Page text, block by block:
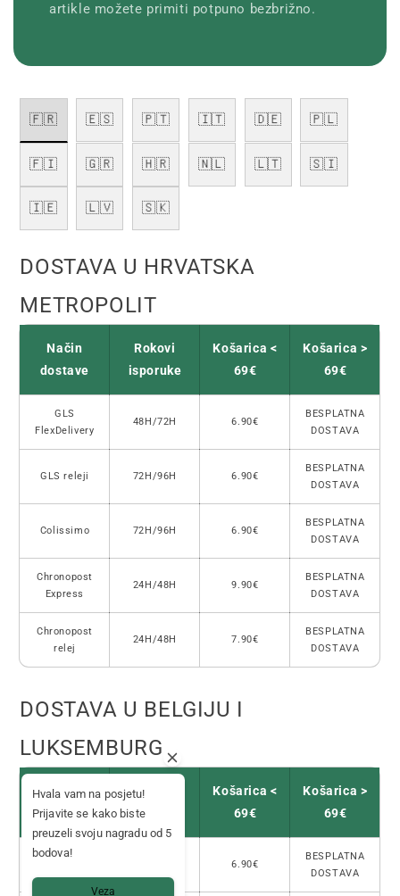
artikle možete primiti potpuno bezbrižno.
🇫🇷 🇪🇸 🇵🇹 🇮🇹 🇩🇪 🇵🇱
🇫🇮 🇬🇷 🇭🇷 🇳🇱 🇱🇹 🇸🇮
🇮🇪 🇱🇻 🇸🇰
DOSTAVA U HRVATSKA
METROPOLIT
Način
dostave
Rokovi
isporuke
Košarica <
69€
Košarica >
69€
GLS
FlexDelivery
48H/72H 6.90€
BESPLATNA
DOSTAVA
GLS releji 72H/96H 6.90€
BESPLATNA
DOSTAVA
Colissimo 72H/96H 6.90€
BESPLATNA
DOSTAVA
Chronopost
Express
24H/48H 9.90€
BESPLATNA
DOSTAVA
Chronopost
relej
24H/48H 7.90€
BESPLATNA
DOSTAVA
DOSTAVA U BELGIJU I
LUKSEMBURG
Način
dostave
Rokovi
isporuke
Košarica <
69€
Košarica >
69€
GLS
6.90€
BESPLATNA
DOSTAVA
Hvala vam na posjetu!
Prijavite se kako biste
preuzeli svoju nagradu od 5
bodova!
Veza